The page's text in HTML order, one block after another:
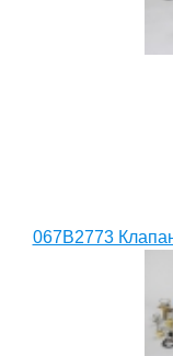
067B2773